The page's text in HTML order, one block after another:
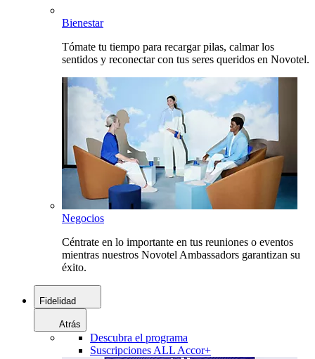
Bienestar
Tómate tu tiempo para recargar pilas, calmar los
sentidos y reconectar con tus seres queridos en Novotel.
Negocios
Céntrate en lo importante en tus reuniones o eventos
mientras nuestros Novotel Ambassadors garantizan su
éxito.
Fidelidad
Atrás
Descubra el programa
Suscripciones ALL Accor+